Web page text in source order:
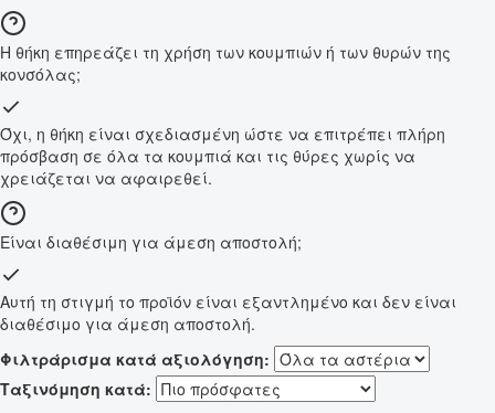
Η θήκη επηρεάζει τη χρήση των κουμπιών ή των θυρών της
κονσόλας;
Όχι, η θήκη είναι σχεδιασμένη ώστε να επιτρέπει πλήρη
πρόσβαση σε όλα τα κουμπιά και τις θύρες χωρίς να
χρειάζεται να αφαιρεθεί.
Είναι διαθέσιμη για άμεση αποστολή;
Αυτή τη στιγμή το προϊόν είναι εξαντλημένο και δεν είναι
διαθέσιμο για άμεση αποστολή.
Φιλτράρισμα κατά αξιολόγηση:
Ταξινόμηση κατά: